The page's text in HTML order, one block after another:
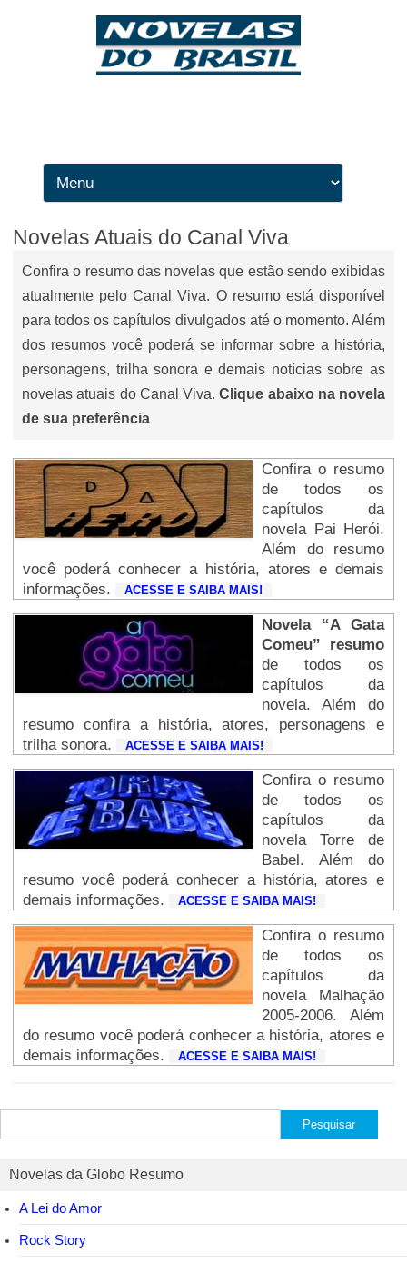
Novelas Atuais do Canal Viva
Confira o resumo das novelas que estão sendo exibidas
atualmente pelo Canal Viva. O resumo está disponível
para todos os capítulos divulgados até o momento. Além
dos resumos você poderá se informar sobre a história,
personagens, trilha sonora e demais notícias sobre as
novelas atuais do Canal Viva.Clique abaixo na novela
de sua preferência
Confira o resumo
de todos os
capítulos da
novela Pai Herói.
Além do resumo
você poderá conhecer a história, atores e demais
informações.
ACESSE E SAIBA MAIS!
Novela “A Gata
Comeu” resumo
de todos os
capítulos da
novela. Além do
resumo confira a história, atores, personagens e
trilha sonora.
ACESSE E SAIBA MAIS!
Confira o resumo
de todos os
capítulos da
novela Torre de
Babel. Além do
resumo você poderá conhecer a história, atores e
demais informações.
ACESSE E SAIBA MAIS!
Confira o resumo
de todos os
capítulos da
novela Malhação
2005-2006. Além
do resumo você poderá conhecer a história, atores e
demais informações.
ACESSE E SAIBA MAIS!
por:
Novelas da Globo Resumo
A Lei do Amor
Rock Story